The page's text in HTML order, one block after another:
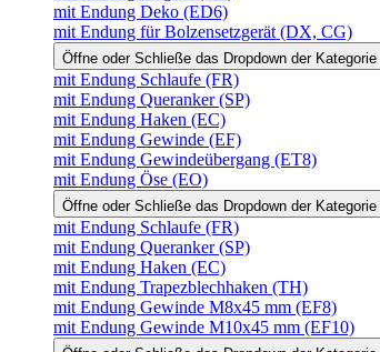
mit Endung Deko (ED6)
mit Endung für Bolzensetzgerät (DX, CG)
Öffne oder Schließe das Dropdown der
mit Endung Schlaufe (FR)
mit Endung Queranker (SP)
mit Endung Haken (EC)
mit Endung Gewinde (EF)
mit Endung Gewindeübergang (ET8)
mit Endung Öse (EO)
Öffne oder Schließe das Dropdown der
mit Endung Schlaufe (FR)
mit Endung Queranker (SP)
mit Endung Haken (EC)
mit Endung Trapezblechhaken (TH)
mit Endung Gewinde M8x45 mm (EF8)
mit Endung Gewinde M10x45 mm (EF10)